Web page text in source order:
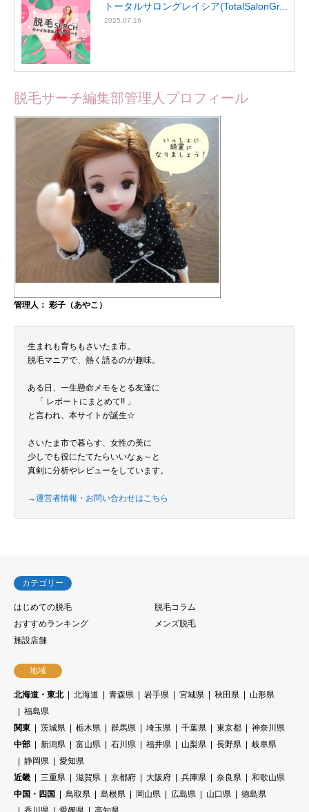
トータルサロングレイシア(TotalSalonGr...
2025.07.16
脱毛サーチ編集部管理人プロフィール
管理人： 彩子（あやこ）
生まれも育ちもさいたま市。
脱毛マニアで、熱く語るのが趣味。
ある日、一生懸命メモをとる友達に
「 レポートにまとめて!! 」
と言われ、本サイトが誕生☆
さいたま市で暮らす、女性の美に
少しでも役にたてたらいいなぁ～と
真剣に分析やレビューをしています。
→運営者情報・お問い合わせはこちら
カテゴリー
はじめての脱毛
脱毛コラム
おすすめランキング
メンズ脱毛
施設店舗
地域
北海道・東北 北海道 青森県 岩手県 宮城県 秋田県
山形県
福島県
関東
茨城県 栃木県 群馬県 埼玉県 千葉県 東京都
神奈川県
中部
新潟県 富山県 石川県 福井県 山梨県 長野県
岐阜県
静岡県
愛知県
近畿
三重県 滋賀県 京都府 大阪府 兵庫県 奈良県
和歌山県
中国・四国
鳥取県 島根県 岡山県 広島県 山口県
徳島県